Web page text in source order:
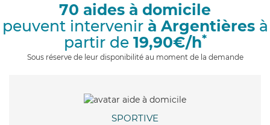
i
70 aides à domicile
peuvent intervenir à Argentièresà
partir de 19,90€/h*
Sous réserve de leur disponibilité au moment de la demande
SPORTIVE